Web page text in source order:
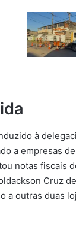
à
a empresas
notas fiscais
Cruz
a outras duas